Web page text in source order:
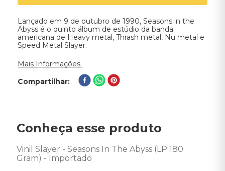
Lançado em 9 de outubro de 1990, Seasons in the
Abyss é o quinto álbum de estúdio da banda
americana de Heavy metal, Thrash metal, Nu metal e
Speed Metal Slayer.
Mais Informações.
Compartilhar
Conheça esse produto
Vinil Slayer - Seasons In The Abyss (LP 180
Gram) - Importado